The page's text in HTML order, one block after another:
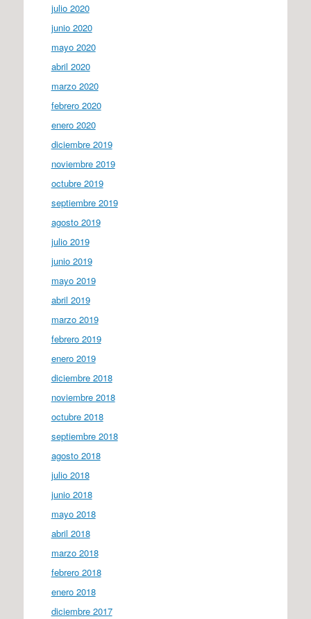
julio 2020
junio 2020
mayo 2020
abril 2020
marzo 2020
febrero 2020
enero 2020
diciembre 2019
noviembre 2019
octubre 2019
septiembre 2019
agosto 2019
julio 2019
junio 2019
mayo 2019
abril 2019
marzo 2019
febrero 2019
enero 2019
diciembre 2018
noviembre 2018
octubre 2018
septiembre 2018
agosto 2018
julio 2018
junio 2018
mayo 2018
abril 2018
marzo 2018
febrero 2018
enero 2018
diciembre 2017